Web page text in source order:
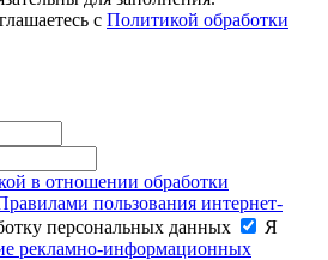
с Политикой обработки
в отношении обработки
пользования интернет-
персональных данных
Я
рекламно-информационных